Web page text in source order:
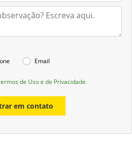
Email
de Uso e de Privacidade.
em contato